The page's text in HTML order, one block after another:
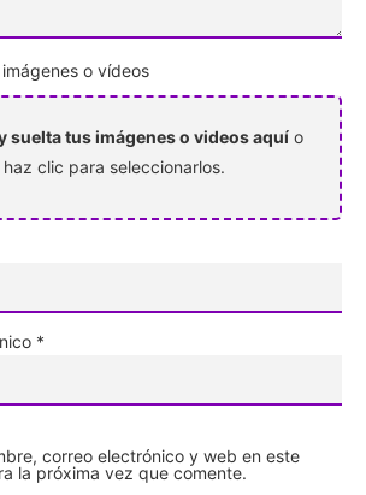
o vídeos
suelta tus imágenes o videos aquí o
haz clic para seleccionarlos.
*
correo electrónico y web en este
la próxima vez que comente.